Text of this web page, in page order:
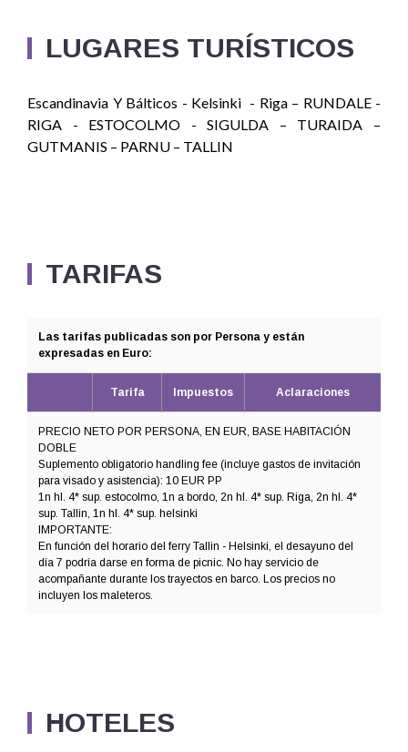
LUGARES TURÍSTICOS
Escandinavia Y Bálticos - Kelsinki - Riga – RUNDALE -
RIGA - ESTOCOLMO - SIGULDA – TURAIDA –
GUTMANIS – PARNU – TALLIN
TARIFAS
Las tarifas publicadas son por Persona y están
expresadas en Euro:
Tarifa Impuestos Aclaraciones
PRECIO NETO POR PERSONA, EN EUR, BASE HABITACIÓN
DOBLE
Suplemento obligatorio handling fee (incluye gastos de invitación
para visado y asistencia): 10 EUR PP
1n hl. 4* sup. estocolmo, 1n a bordo, 2n hl. 4* sup. Riga, 2n hl. 4*
sup. Tallin, 1n hl. 4* sup. helsinki
IMPORTANTE:
En función del horario del ferry Tallin - Helsinki, el desayuno del
día 7 podría darse en forma de picnic. No hay servicio de
acompañante durante los trayectos en barco. Los precios no
incluyen los maleteros.
HOTELES